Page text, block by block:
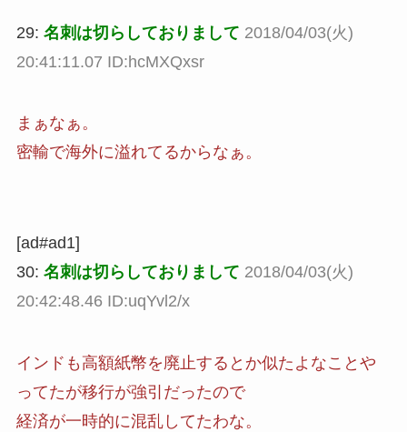
29: 名刺は切らしておりまして 2018/04/03(火)
20:41:11.07 ID:hcMXQxsr
まぁなぁ。
密輸で海外に溢れてるからなぁ。
[ad#ad1]
30: 名刺は切らしておりまして 2018/04/03(火)
20:42:48.46 ID:uqYvl2/x
インドも高額紙幣を廃止するとか似たよなことや
ってたが移行が強引だったので
経済が一時的に混乱してたわな。